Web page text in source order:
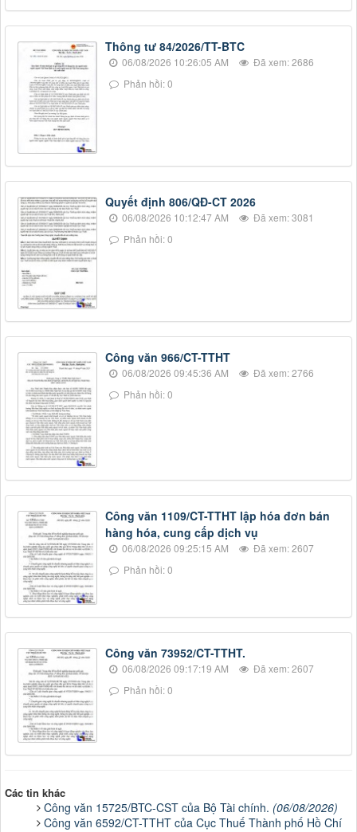
Thông tư 84/2026/TT-BTC
06/08/2026 10:26:05 AM
Đã xem: 2686
Phản hồi: 0
Quyết định 806/QĐ-CT 2026
06/08/2026 10:12:47 AM
Đã xem: 3081
Phản hồi: 0
Công văn 966/CT-TTHT
06/08/2026 09:45:36 AM
Đã xem: 2766
Phản hồi: 0
Công văn 1109/CT-TTHT lập hóa đơn bán
hàng hóa, cung cấp dịch vụ
06/08/2026 09:25:15 AM
Đã xem: 2607
Phản hồi: 0
Công văn 73952/CT-TTHT.
06/08/2026 09:17:19 AM
Đã xem: 2607
Phản hồi: 0
Các tin khác
Công văn 15725/BTC-CST của Bộ Tài chính. (06/08/2026)
Công văn 6592/CT-TTHT của Cục Thuế Thành phố Hồ Chí